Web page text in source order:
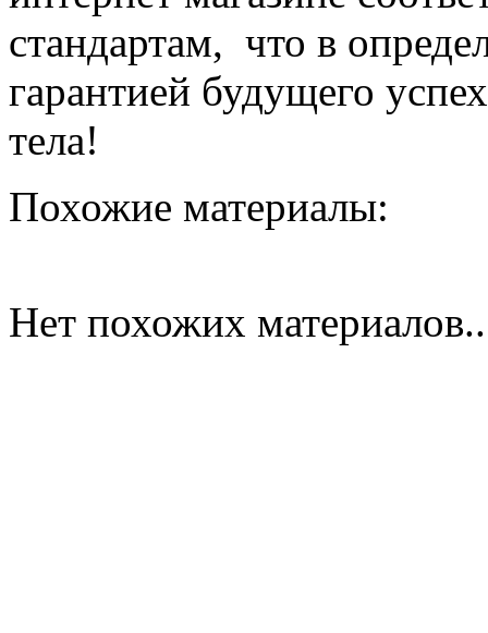
стандартам, что в
гарантией будущего
тела!
Похожие материалы:
Нет похожих